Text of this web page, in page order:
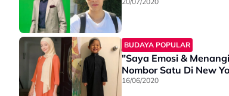
BUDAYA POPULAR
"Saya Emosi &
Nombor Satu Di New
16/06/2020